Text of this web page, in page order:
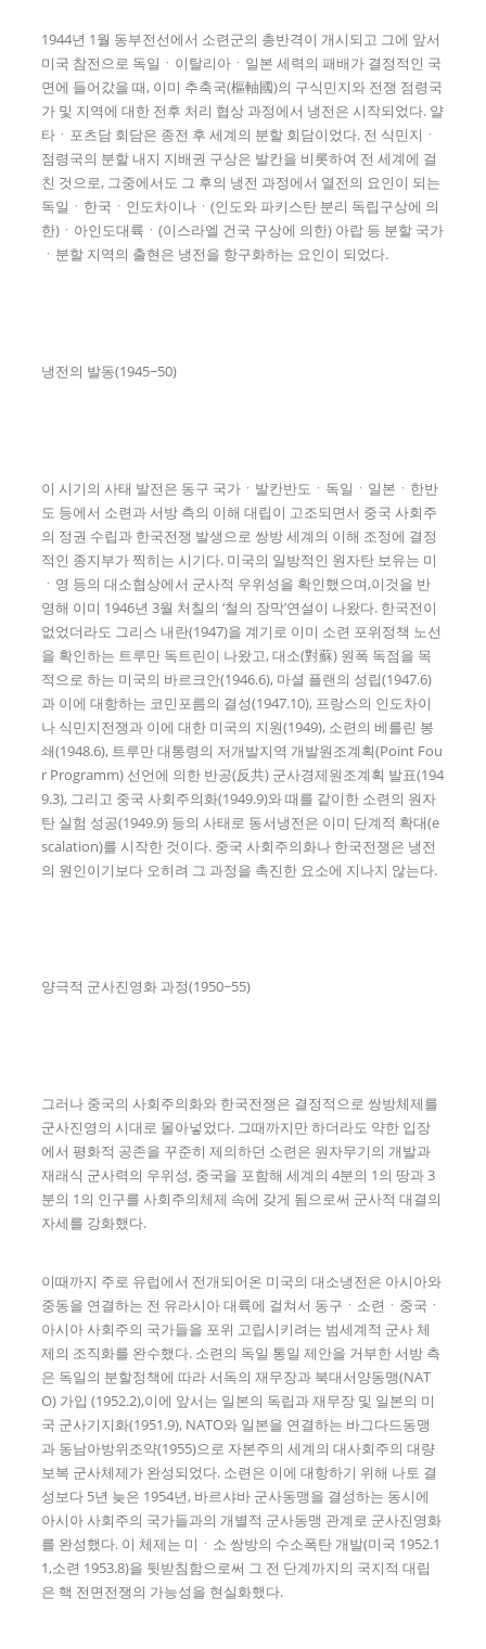
1944년 1월 동부전선에서 소련군의 총반격이 개시되고 그에 앞서
미국 참전으로 독일ㆍ이탈리아ㆍ일본 세력의 패배가 결정적인 국
면에 들어갔을 때, 이미 추축국(樞軸國)의 구식민지와 전쟁 점령국
가 및 지역에 대한 전후 처리 협상 과정에서 냉전은 시작되었다. 얄
타ㆍ포츠담 회담은 종전 후 세계의 분할 회담이었다. 전 식민지ㆍ
점령국의 분할 내지 지배권 구상은 발칸을 비롯하여 전 세계에 걸
친 것으로, 그중에서도 그 후의 냉전 과정에서 열전의 요인이 되는
독일ㆍ한국ㆍ인도차이나ㆍ(인도와 파키스탄 분리 독립구상에 의
한)ㆍ아인도대륙ㆍ(이스라엘 건국 구상에 의한) 아랍 등 분할 국가
ㆍ분할 지역의 출현은 냉전을 항구화하는 요인이 되었다.
냉전의 발동(1945~50)
이 시기의 사태 발전은 동구 국가ㆍ발칸반도ㆍ독일ㆍ일본ㆍ한반
도 등에서 소련과 서방 측의 이해 대립이 고조되면서 중국 사회주
의 정권 수립과 한국전쟁 발생으로 쌍방 세계의 이해 조정에 결정
적인 종지부가 찍히는 시기다. 미국의 일방적인 원자탄 보유는 미
ㆍ영 등의 대소협상에서 군사적 우위성을 확인했으며,이것을 반
영해 이미 1946년 3월 처칠의 ‘철의 장막’연설이 나왔다. 한국전이
없었더라도 그리스 내란(1947)을 계기로 이미 소련 포위정책 노선
을 확인하는 트루만 독트린이 나왔고, 대소(對蘇) 원폭 독점을 목
적으로 하는 미국의 바르크안(1946.6), 마셜 플랜의 성립(1947.6)
과 이에 대항하는 코민포름의 결성(1947.10), 프랑스의 인도차이
나 식민지전쟁과 이에 대한 미국의 지원(1949), 소련의 베를린 봉
쇄(1948.6), 트루만 대통령의 저개발지역 개발원조계획(Point Fou
r Programm) 선언에 의한 반공(反共) 군사경제원조계획 발표(194
9.3), 그리고 중국 사회주의화(1949.9)와 때를 같이한 소련의 원자
탄 실험 성공(1949.9) 등의 사태로 동서냉전은 이미 단계적 확대(e
scalation)를 시작한 것이다. 중국 사회주의화나 한국전쟁은 냉전
의 원인이기보다 오히려 그 과정을 촉진한 요소에 지나지 않는다.
양극적 군사진영화 과정(1950~55)
그러나 중국의 사회주의화와 한국전쟁은 결정적으로 쌍방체제를
군사진영의 시대로 몰아넣었다. 그때까지만 하더라도 약한 입장
에서 평화적 공존을 꾸준히 제의하던 소련은 원자무기의 개발과
재래식 군사력의 우위성, 중국을 포함해 세계의 4분의 1의 땅과 3
분의 1의 인구를 사회주의체제 속에 갖게 됨으로써 군사적 대결의
자세를 강화했다.
이때까지 주로 유럽에서 전개되어온 미국의 대소냉전은 아시아와
중동을 연결하는 전 유라시아 대륙에 걸쳐서 동구ㆍ소련ㆍ중국ㆍ
아시아 사회주의 국가들을 포위 고립시키려는 범세계적 군사 체
제의 조직화를 완수했다. 소련의 독일 통일 제안을 거부한 서방 측
은 독일의 분할정책에 따라 서독의 재무장과 북대서양동맹(NAT
O) 가입 (1952.2),이에 앞서는 일본의 독립과 재무장 및 일본의 미
국 군사기지화(1951.9), NATO와 일본을 연결하는 바그다드동맹
과 동남아방위조약(1955)으로 자본주의 세계의 대사회주의 대량
보복 군사체제가 완성되었다. 소련은 이에 대항하기 위해 나토 결
성보다 5년 늦은 1954년, 바르샤바 군사동맹을 결성하는 동시에
아시아 사회주의 국가들과의 개별적 군사동맹 관계로 군사진영화
를 완성했다. 이 체제는 미ㆍ소 쌍방의 수소폭탄 개발(미국 1952.1
1,소련 1953.8)을 뒷받침함으로써 그 전 단계까지의 국지적 대립
은 핵 전면전쟁의 가능성을 현실화했다.